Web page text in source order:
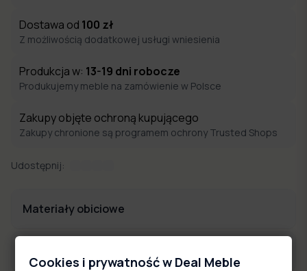
Dostawa od 100 zł
Z możliwością dodatkowej usługi wniesienia
Produkcja w: 13-19 dni robocze
Produkujemy meble na zamówienie w Polsce
Zakupy objęte ochroną kupującego
Zakupy chronione są programem ochrony Trusted Shops
Udostępnij:
Materiały obiciowe
Cookies i prywatność w Deal Meble